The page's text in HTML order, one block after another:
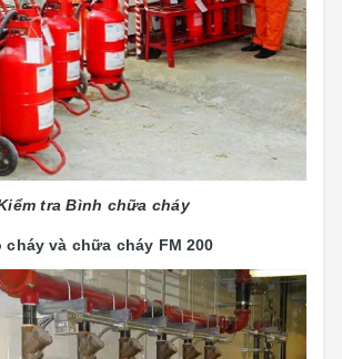
tra Bình chữa cháy
cháy và chữa cháy FM 200